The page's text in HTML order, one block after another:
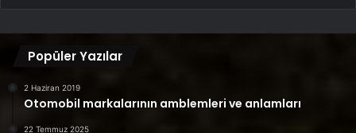
Popüler Yazılar
2 Haziran 2019
Otomobil markalarının amblemleri ve anlamları
22 Temmuz 2025